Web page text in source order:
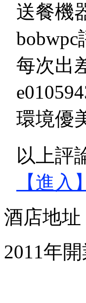
送餐機
bobwpc
每次出
環境優
以上評
【進入】
酒店地
2011年